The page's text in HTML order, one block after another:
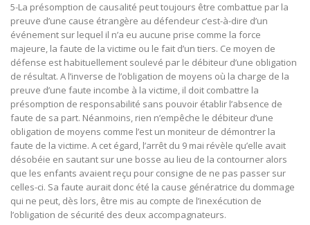
5-La présomption de causalité peut toujours être combattue par la
preuve d’une cause étrangère au défendeur c’est-à-dire d’un
événement sur lequel il n’a eu aucune prise comme la force
majeure, la faute de la victime ou le fait d’un tiers. Ce moyen de
défense est habituellement soulevé par le débiteur d’une obligation
de résultat. A l’inverse de l’obligation de moyens où la charge de la
preuve d’une faute incombe à la victime, il doit combattre la
présomption de responsabilité sans pouvoir établir l’absence de
faute de sa part. Néanmoins, rien n’empêche le débiteur d’une
obligation de moyens comme l’est un moniteur de démontrer la
faute de la victime. A cet égard, l’arrêt du 9 mai révèle qu’elle avait
désobéie en sautant sur une bosse au lieu de la contourner alors
que les enfants avaient reçu pour consigne de ne pas passer sur
celles-ci. Sa faute aurait donc été la cause génératrice du dommage
qui ne peut, dès lors, être mis au compte de l’inexécution de
l’obligation de sécurité des deux accompagnateurs.